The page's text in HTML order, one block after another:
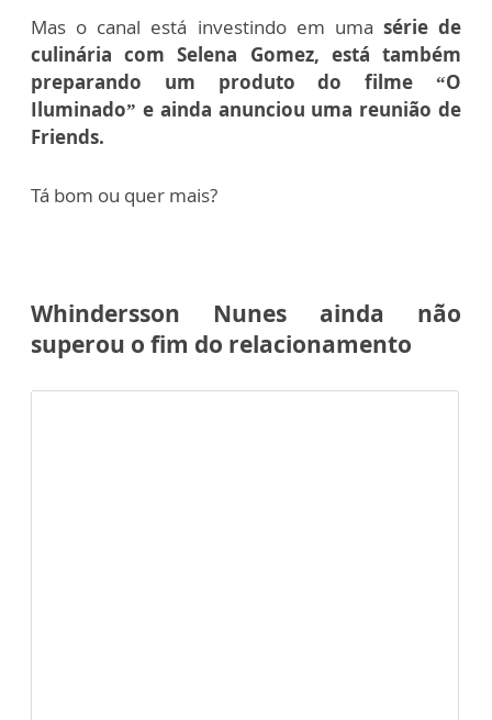
Mas o canal está investindo em uma série de
culinária com Selena Gomez, está também
preparando um produto do filme “O
Iluminado” e ainda anunciou uma reunião de
Friends.
Tá bom ou quer mais?
Whindersson Nunes ainda não
superou o fim do relacionamento